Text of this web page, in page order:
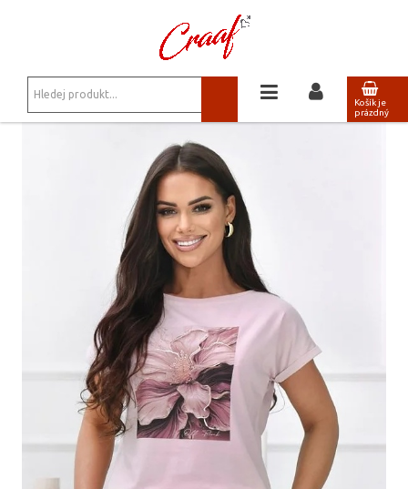
Košík je
prázdný
TRIKA, MIKINY /
TRIČKO OFF PINK S POTISKEM - BLOOM PUDR